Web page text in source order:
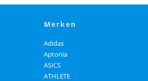
merken
Adidas
Aptonia
ASICS
ATHLETE